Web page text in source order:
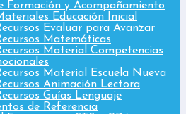
Formación y Acompañamiento
Educación Inicial
Evaluar para Avanzar
Matemáticas
Material Competencias
Material Escuela Nueva
Animación Lectora
Guías Lenguaje
de Referencia